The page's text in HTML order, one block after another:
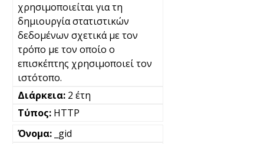
χρησιμοποιείται για τη
δημιουργία στατιστικών
δεδομένων σχετικά με τον
τρόπο με τον οποίο ο
επισκέπτης χρησιμοποιεί τον
ιστότοπο.
2 έτη
HTTP
_gid